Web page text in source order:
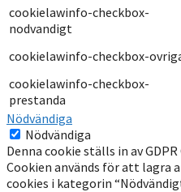
cookielawinfo-checkbox-
nodvandigt
cookielawinfo-checkbox-
cookielawinfo-checkbox-
prestanda
Nödvändiga
Nödvändiga
Denna cookie ställs in av
Cookien används för att lagra
cookies i kategorin